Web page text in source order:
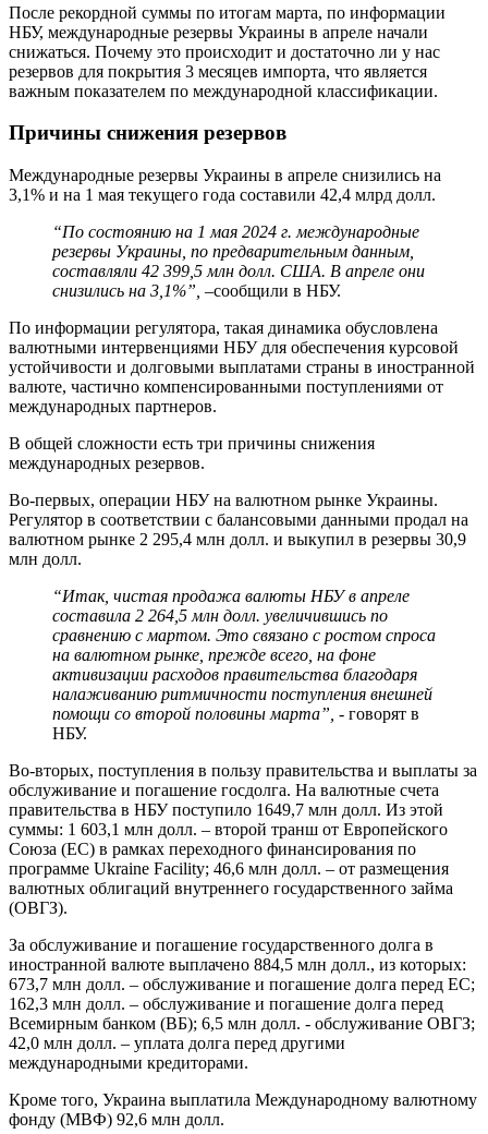
После рекордной суммы по итогам марта, по информации
НБУ, международные резервы Украины в апреле начали
снижаться. Почему это происходит и достаточно ли у нас
резервов для покрытия 3 месяцев импорта, что является
важным показателем по международной классификации.
Причины снижения резервов
Международные резервы Украины в апреле снизились на
3,1% и на 1 мая текущего года составили 42,4 млрд долл.
“По состоянию на 1 мая 2024 г. международные
резервы Украины, по предварительным данным,
составляли 42 399,5 млн долл. США. В апреле они
снизились на 3,1%”, –сообщили в НБУ.
По информации регулятора, такая динамика обусловлена
валютными интервенциями НБУ для обеспечения курсовой
устойчивости и долговыми выплатами страны в иностранной
валюте, частично компенсированными поступлениями от
международных партнеров.
В общей сложности есть три причины снижения
международных резервов.
Во-первых, операции НБУ на валютном рынке Украины.
Регулятор в соответствии с балансовыми данными продал на
валютном рынке 2 295,4 млн долл. и выкупил в резервы 30,9
млн долл.
“Итак, чистая продажа валюты НБУ в апреле
составила 2 264,5 млн долл. увеличившись по
сравнению с мартом. Это связано с ростом спроса
на валютном рынке, прежде всего, на фоне
активизации расходов правительства благодаря
налаживанию ритмичности поступления внешней
помощи со второй половины марта”, - говорят в
НБУ.
Во-вторых, поступления в пользу правительства и выплаты за
обслуживание и погашение госдолга. На валютные счета
правительства в НБУ поступило 1649,7 млн долл. Из этой
суммы: 1 603,1 млн долл. – второй транш от Европейского
Союза (ЕС) в рамках переходного финансирования по
программе Ukraine Facility; 46,6 млн долл. – от размещения
валютных облигаций внутреннего государственного займа
(ОВГЗ).
За обслуживание и погашение государственного долга в
иностранной валюте выплачено 884,5 млн долл., из которых:
673,7 млн долл. – обслуживание и погашение долга перед ЕС;
162,3 млн долл. – обслуживание и погашение долга перед
Всемирным банком (ВБ); 6,5 млн долл. - обслуживание ОВГЗ;
42,0 млн долл. – уплата долга перед другими
международными кредиторами.
Кроме того, Украина выплатила Международному валютному
фонду (МВФ) 92,6 млн долл.